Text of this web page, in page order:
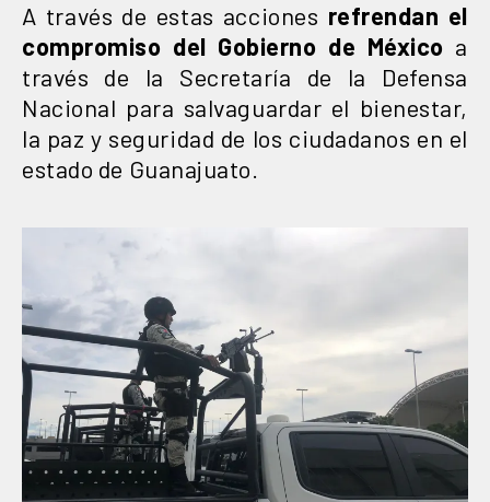
A través de estas acciones refrendan el
compromiso del Gobierno de México a
través de la Secretaría de la Defensa
Nacional para salvaguardar el bienestar,
la paz y seguridad de los ciudadanos en el
estado de Guanajuato.